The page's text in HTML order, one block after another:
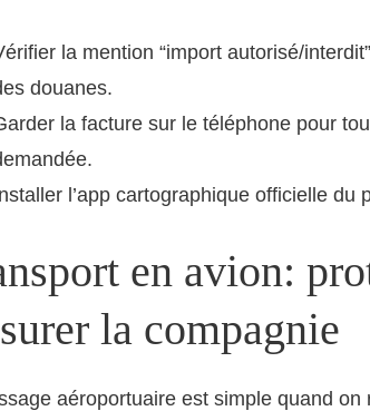
la mention “import autorisé/
douanes.
la facture sur le téléphone pour
l’app cartographique officielle du
en avion:
la compagnie
aéroportuaire est simple quand